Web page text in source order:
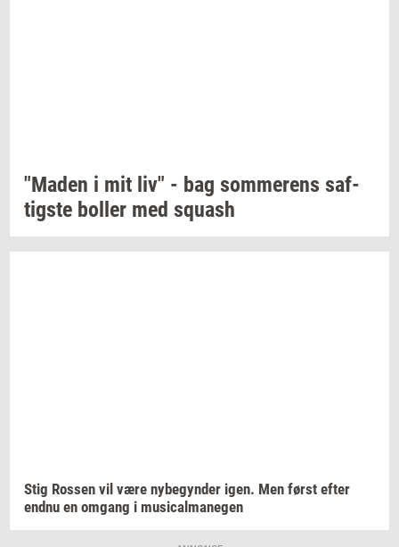
"Maden i mit liv" - bag som­me­rens saf­
tig­ste bol­ler med squash
Stig Ros­sen vil være ny­be­gyn­der igen. Men først efter
endnu en om­gang i mu­si­cal­ma­ne­gen